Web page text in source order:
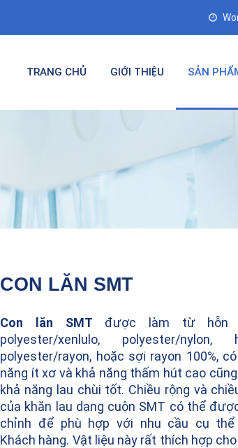
TRANG CHỦ GIỚI THIỆU SẢN
CON LĂN SMT
Con lăn SMT được làm từ hỗn
polyester/xenlulo, polyester/nylon,
polyester/rayon, hoặc sợi rayon 100%,
năng ít xơ và khả năng thấm hút cao
khả năng lau chùi tốt. Chiều rộng và
của khăn lau dạng cuộn SMT có thể
chỉnh để phù hợp với nhu cầu cụ thể
Khách hàng. Vật liệu này rất thích hợp